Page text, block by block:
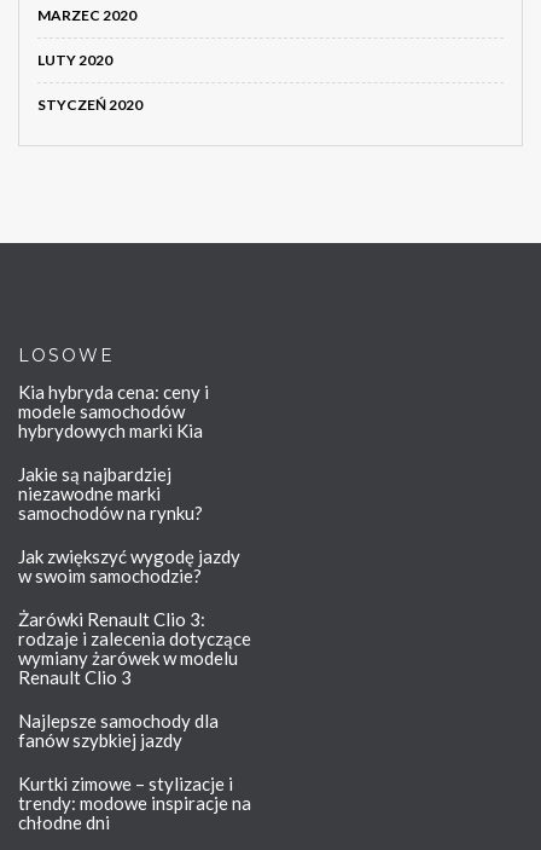
MARZEC 2020
LUTY 2020
STYCZEŃ 2020
LOSOWE
Kia hybryda cena: ceny i
modele samochodów
hybrydowych marki Kia
Jakie są najbardziej
niezawodne marki
samochodów na rynku?
Jak zwiększyć wygodę jazdy
w swoim samochodzie?
Żarówki Renault Clio 3:
rodzaje i zalecenia dotyczące
wymiany żarówek w modelu
Renault Clio 3
Najlepsze samochody dla
fanów szybkiej jazdy
Kurtki zimowe – stylizacje i
trendy: modowe inspiracje na
chłodne dni